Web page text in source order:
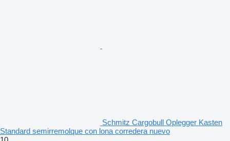
Schmitz Cargobull Oplegger Kasten
Standard semirremolque con lona corredera nuevo